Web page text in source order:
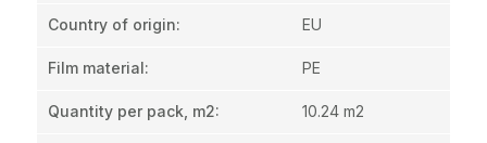
Country of origin: EU
Film material: PE
Quantity per pack, m2: 10.24 m2